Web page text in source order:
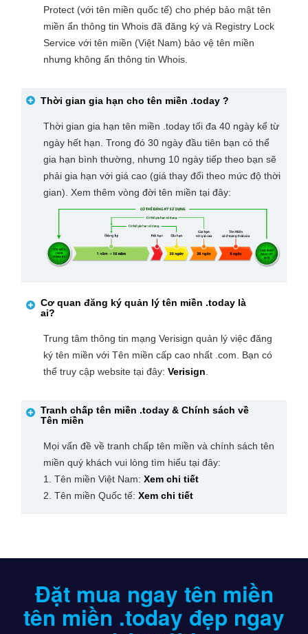
Protect (với tên miền quốc tế) cho phép bảo mật tên
miền ẩn thông tin Whois đã đăng ký và Registry Lock
Service với tên miền (Việt Nam) bảo vệ tên miền
nhưng không ẩn thông tin Whois.
Thời gian gia hạn cho tên miền .today?
Thời gian gia hạn tên miền .today tối đa 40 ngày kể từ
ngày hết hạn. Trong đó 30 ngày đầu tiên bạn có thể
gia hạn bình thường, nhưng 10 ngày tiếp theo bạn sẽ
phải gia hạn với giá cao (giá thay đổi theo mức độ thời
gian). Xem thêm vòng đời tên miền tại đây:
Cơ quan đăng ký quản lý tên miền .todaylà
ai?
Trung tâm thông tin mạng Verisign quản lý việc đăng
ký tên miền với Tên miền cấp cao nhất .com. Bạn có
thể truy cập website tại đây:Verisign.
Tranh chấp tên miền .today& Chính sách về
Tên miền
Mọi vấn đề về tranh chấp tên miền và chính sách tên
miền quý khách vui lòng tìm hiểu tại đây:
1. Tên miền Việt Nam:Xem chi tiết
2. Tên miền Quốc tế:Xem chi tiết
Đặt mua ngay tên miền
tên miền .today đẹp ngay